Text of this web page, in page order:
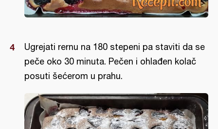
Ugrejati rernu na 180 stepeni pa staviti da se
peče oko 30 minuta. Pečen i ohlađen kolač
posuti šećerom u prahu.